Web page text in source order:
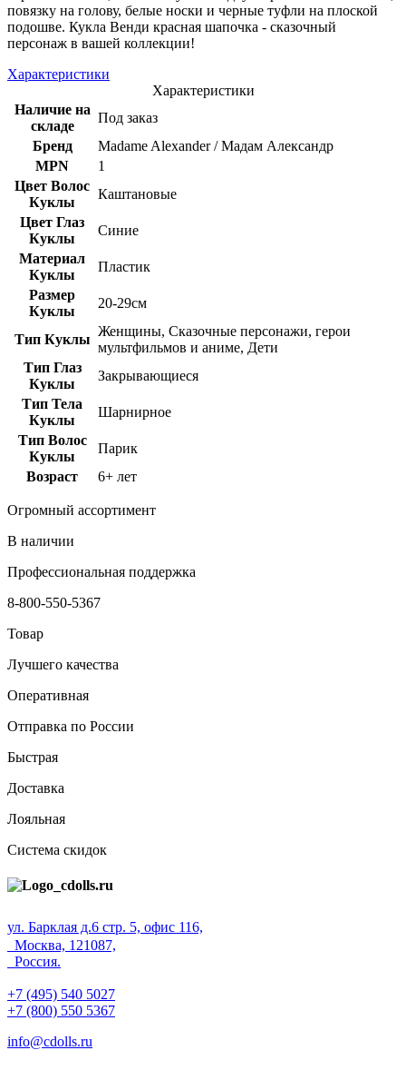
повязку на голову, белые носки и черные туфли на плоской
подошве. Кукла Венди красная шапочка - сказочный
персонаж в вашей коллекции!
Характеристики
Характеристики
Наличие на
складе
Под заказ
Бренд
Madame Alexander / Мадам Александр
MPN
1
Цвет Волос
Куклы
Каштановые
Цвет Глаз
Куклы
Синие
Материал
Куклы
Пластик
Размер
Куклы
20-29см
Тип Куклы
Женщины, Сказочные персонажи, герои
мультфильмов и аниме, Дети
Тип Глаз
Куклы
Закрывающиеся
Тип Тела
Куклы
Шарнирное
Тип Волос
Куклы
Парик
Возраст
6+ лет
Огромный ассортимент
В наличии
Профессиональная поддержка
8-800-550-5367
Товар
Лучшего качества
Оперативная
Отправка по России
Быстрая
Доставка
Лояльная
Система скидок
ул. Барклая д.6 стр. 5, офис 116,
Москва, 121087,
Россия.
+7 (495) 540 5027
+7 (800) 550 5367
info@cdolls.ru